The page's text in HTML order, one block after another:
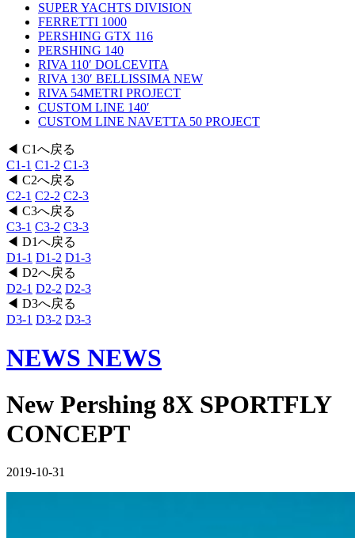
SUPER YACHTS DIVISION
FERRETTI 1000
PERSHING GTX 116
PERSHING 140
RIVA 110′ DOLCEVITA
RIVA 130′ BELLISSIMA NEW
RIVA 54METRI PROJECT
CUSTOM LINE 140′
CUSTOM LINE NAVETTA 50 PROJECT
◀ C1へ戻る
C1-1 C1-2 C1-3
◀ C2へ戻る
C2-1 C2-2 C2-3
◀ C3へ戻る
C3-1 C3-2 C3-3
◀ D1へ戻る
D1-1 D1-2 D1-3
◀ D2へ戻る
D2-1 D2-2 D2-3
◀ D3へ戻る
D3-1 D3-2 D3-3
NEWS NEWS
New Pershing 8X SPORTFLY
CONCEPT
2019-10-31